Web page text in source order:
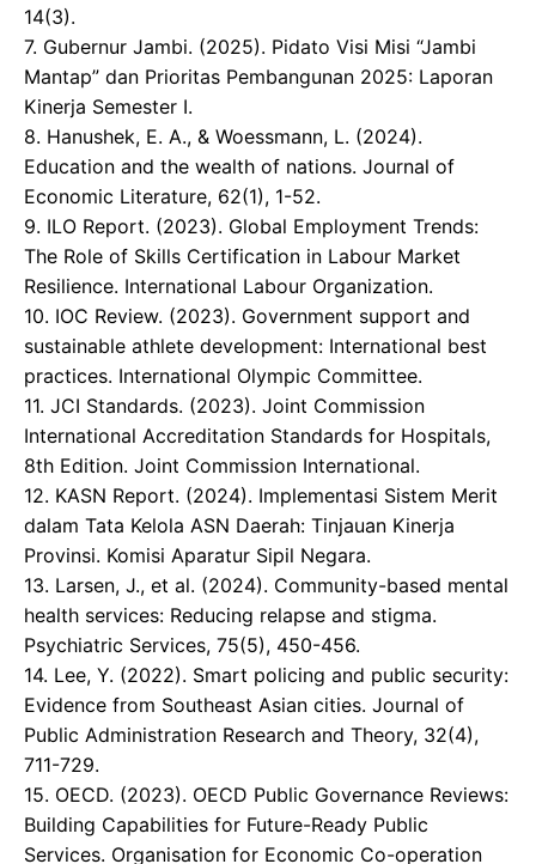
14(3).
7. ​Gubernur Jambi. (2025). Pidato Visi Misi “Jambi
Mantap” dan Prioritas Pembangunan 2025: Laporan
Kinerja Semester I.
8. ​Hanushek, E. A., & Woessmann, L. (2024).
Education and the wealth of nations. Journal of
Economic Literature, 62(1), 1-52.
9. ​ILO Report. (2023). Global Employment Trends:
The Role of Skills Certification in Labour Market
Resilience. International Labour Organization.
10. ​IOC Review. (2023). Government support and
sustainable athlete development: International best
practices. International Olympic Committee.
11. JCI Standards. (2023). Joint Commission
International Accreditation Standards for Hospitals,
8th Edition. Joint Commission International.
12. KASN Report. (2024). Implementasi Sistem Merit
dalam Tata Kelola ASN Daerah: Tinjauan Kinerja
Provinsi. Komisi Aparatur Sipil Negara.
13. Larsen, J., et al. (2024). Community-based mental
health services: Reducing relapse and stigma.
Psychiatric Services, 75(5), 450-456.
14. ​Lee, Y. (2022). Smart policing and public security:
Evidence from Southeast Asian cities. Journal of
Public Administration Research and Theory, 32(4),
711-729.
15. OECD. (2023). OECD Public Governance Reviews:
Building Capabilities for Future-Ready Public
Services. Organisation for Economic Co-operation